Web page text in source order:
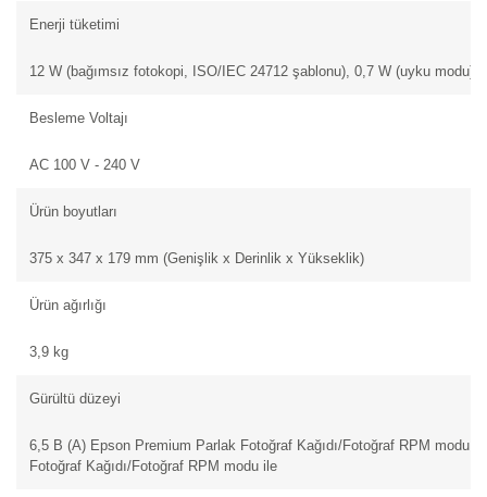
Enerji tüketimi
12 W (bağımsız fotokopi, ISO/IEC 24712 şablonu), 0,7 W (uyku modu),
Besleme Voltajı
AC 100 V - 240 V
Ürün boyutları
375‎ x 347 x 179 mm (Genişlik x Derinlik x Yükseklik)
Ürün ağırlığı
3,9 kg
Gürültü düzeyi
6,5 B (A) Epson Premium Parlak Fotoğraf Kağıdı/Fotoğraf RPM modu
Fotoğraf Kağıdı/Fotoğraf RPM modu ile